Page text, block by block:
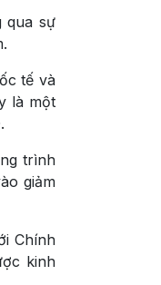
qua sự
tế và
là một
trình
giảm
Chính
kinh